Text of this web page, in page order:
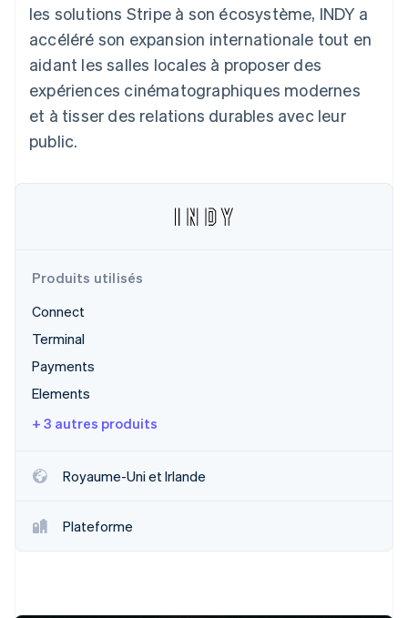
Découvrez les prochaines évolutions
Radar
Prévention de la fraude
Atlas
Constitution de start-up
Élimination du carbone
Découvrez comment Stripe construit l’infrastructure
Commerce en ligne
Partenaires
les solutions Stripe à son écosystème, INDY a
accéléré son expansion internationale tout en
aidant les salles locales à proposer des
expériences cinématographiques modernes
et à tisser des relations durables avec leur
public.
Produits utilisés
Connect
Terminal
Payments
Elements
+ 3 autres produits
Royaume-Uni et Irlande
Plateforme